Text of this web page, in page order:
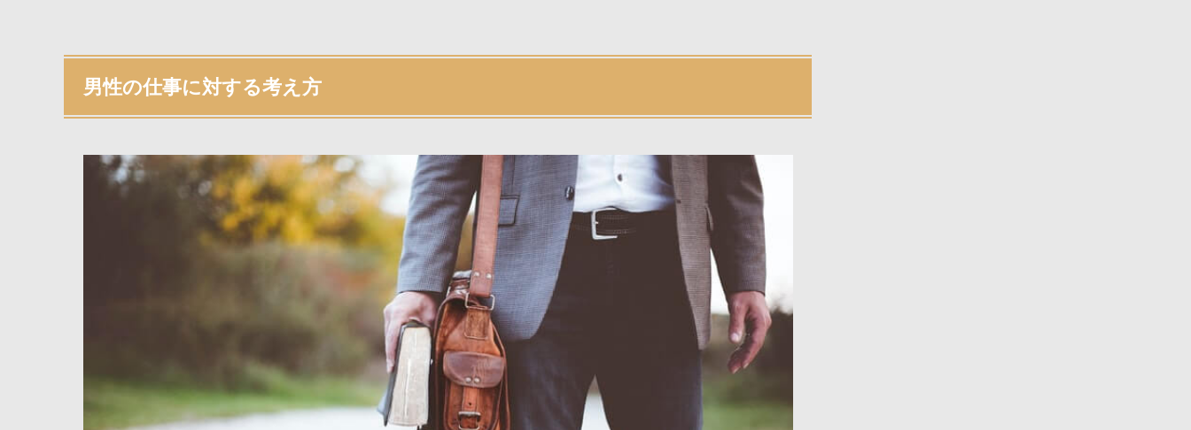
男性の仕事に対する考え方